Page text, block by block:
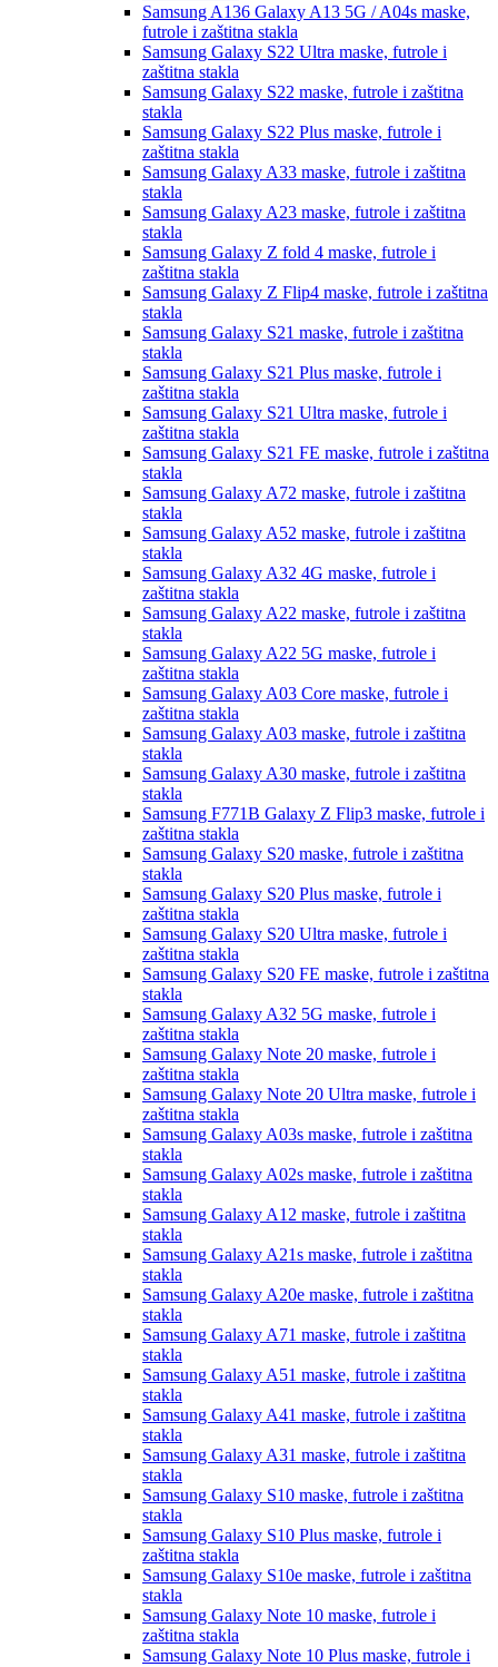
Samsung A136 Galaxy A13 5G / A04s maske,
futrole i zaštitna stakla
Samsung Galaxy S22 Ultra maske, futrole i
zaštitna stakla
Samsung Galaxy S22 maske, futrole i zaštitna
stakla
Samsung Galaxy S22 Plus maske, futrole i
zaštitna stakla
Samsung Galaxy A33 maske, futrole i zaštitna
stakla
Samsung Galaxy A23 maske, futrole i zaštitna
stakla
Samsung Galaxy Z fold 4 maske, futrole i
zaštitna stakla
Samsung Galaxy Z Flip4 maske, futrole i zaštitna
stakla
Samsung Galaxy S21 maske, futrole i zaštitna
stakla
Samsung Galaxy S21 Plus maske, futrole i
zaštitna stakla
Samsung Galaxy S21 Ultra maske, futrole i
zaštitna stakla
Samsung Galaxy S21 FE maske, futrole i zaštitna
stakla
Samsung Galaxy A72 maske, futrole i zaštitna
stakla
Samsung Galaxy A52 maske, futrole i zaštitna
stakla
Samsung Galaxy A32 4G maske, futrole i
zaštitna stakla
Samsung Galaxy A22 maske, futrole i zaštitna
stakla
Samsung Galaxy A22 5G maske, futrole i
zaštitna stakla
Samsung Galaxy A03 Core maske, futrole i
zaštitna stakla
Samsung Galaxy A03 maske, futrole i zaštitna
stakla
Samsung Galaxy A30 maske, futrole i zaštitna
stakla
Samsung F771B Galaxy Z Flip3 maske, futrole i
zaštitna stakla
Samsung Galaxy S20 maske, futrole i zaštitna
stakla
Samsung Galaxy S20 Plus maske, futrole i
zaštitna stakla
Samsung Galaxy S20 Ultra maske, futrole i
zaštitna stakla
Samsung Galaxy S20 FE maske, futrole i zaštitna
stakla
Samsung Galaxy A32 5G maske, futrole i
zaštitna stakla
Samsung Galaxy Note 20 maske, futrole i
zaštitna stakla
Samsung Galaxy Note 20 Ultra maske, futrole i
zaštitna stakla
Samsung Galaxy A03s maske, futrole i zaštitna
stakla
Samsung Galaxy A02s maske, futrole i zaštitna
stakla
Samsung Galaxy A12 maske, futrole i zaštitna
stakla
Samsung Galaxy A21s maske, futrole i zaštitna
stakla
Samsung Galaxy A20e maske, futrole i zaštitna
stakla
Samsung Galaxy A71 maske, futrole i zaštitna
stakla
Samsung Galaxy A51 maske, futrole i zaštitna
stakla
Samsung Galaxy A41 maske, futrole i zaštitna
stakla
Samsung Galaxy A31 maske, futrole i zaštitna
stakla
Samsung Galaxy S10 maske, futrole i zaštitna
stakla
Samsung Galaxy S10 Plus maske, futrole i
zaštitna stakla
Samsung Galaxy S10e maske, futrole i zaštitna
stakla
Samsung Galaxy Note 10 maske, futrole i
zaštitna stakla
Samsung Galaxy Note 10 Plus maske, futrole i